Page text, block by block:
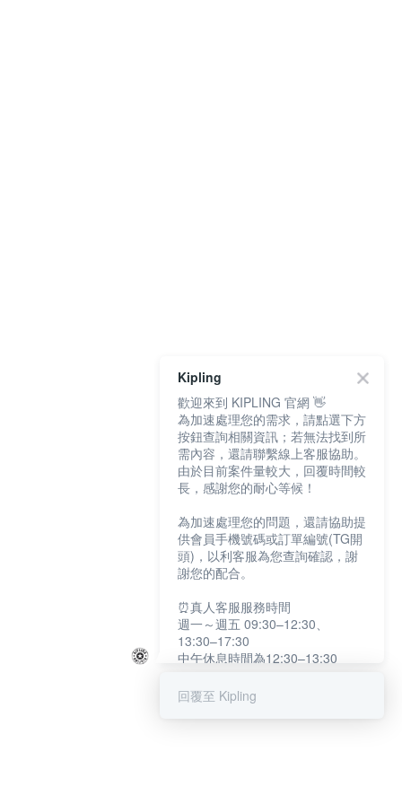
Kipling
歡迎來到 KIPLING 官網 👋
為加速處理您的需求，請點選下方
按鈕查詢相關資訊；若無法找到所
需內容，還請聯繫線上客服協助。
由於目前案件量較大，回覆時間較
長，感謝您的耐心等候！
為加速處理您的問題，還請協助提
供會員手機號碼或訂單編號(TG開
頭)，以利客服為您查詢確認，謝
謝您的配合。
⏰真人客服服務時間
週一～週五 09:30–12:30、
13:30–17:30
中午休息時間為12:30–13:30
提醒您：系統會自動已讀訊息，如
回覆至 Kipling